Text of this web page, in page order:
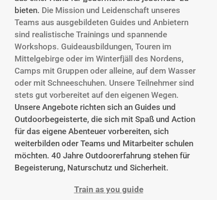
bieten. Die Mission und Leidenschaft unseres
Teams aus ausgebildeten Guides und Anbietern
sind realistische Trainings und spannende
Workshops. Guideausbildungen, Touren im
Mittelgebirge oder im Winterfjäll des Nordens,
Camps mit Gruppen oder alleine, auf dem Wasser
oder mit Schneeschuhen. Unsere Teilnehmer sind
stets gut vorbereitet auf den eigenen Wegen.
Unsere Angebote richten sich an Guides und
Outdoorbegeisterte, die sich mit Spaß und Action
für das eigene Abenteuer vorbereiten, sich
weiterbilden oder Teams und Mitarbeiter schulen
möchten. 40 Jahre Outdoorerfahrung stehen für
Begeisterung, Naturschutz und Sicherheit.
Train as you guide